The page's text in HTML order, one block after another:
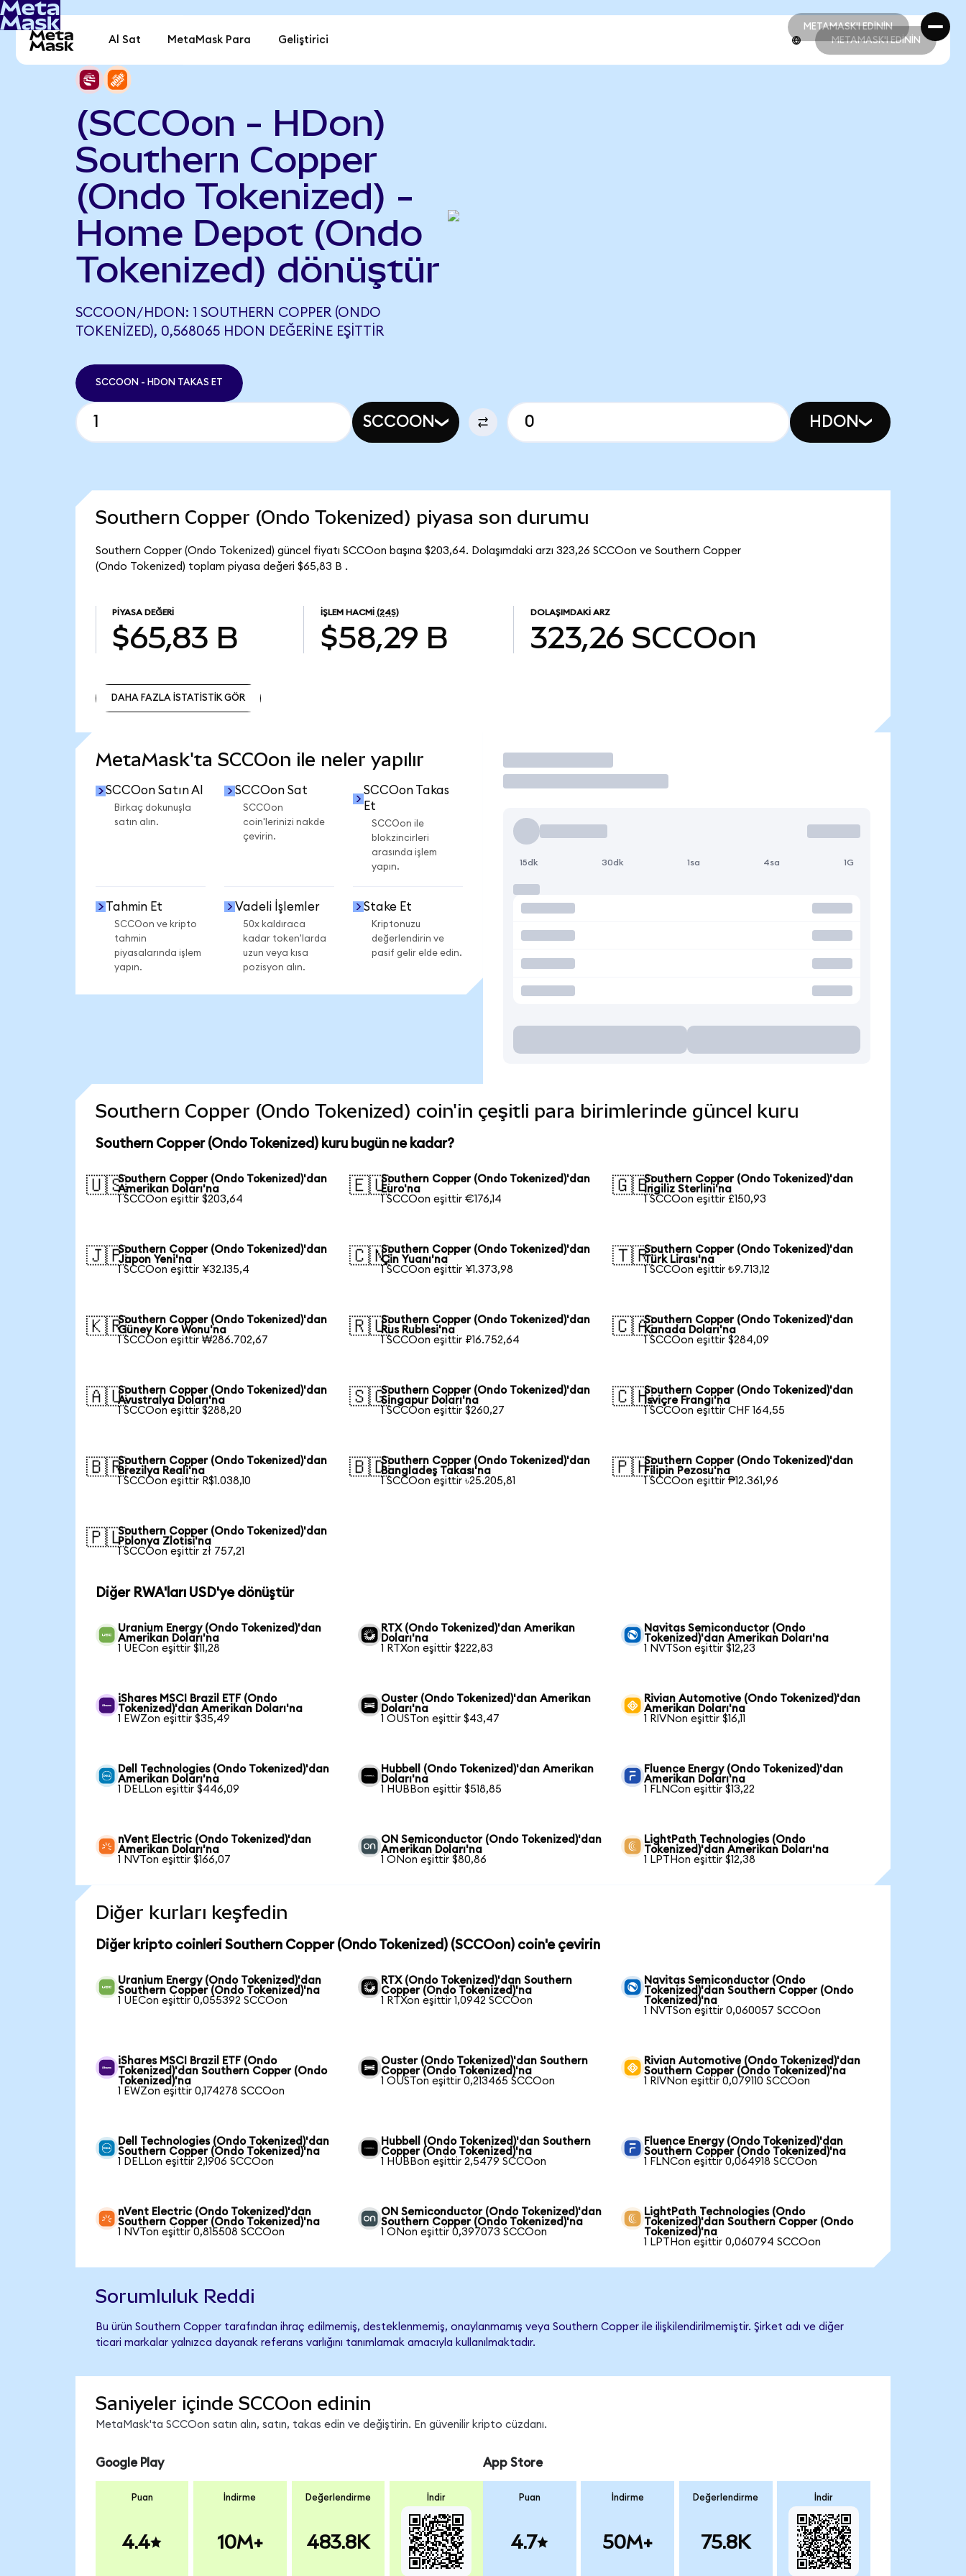
METAMASK'I EDİNİN
METAMASK'I EDİNİN
Al Sat MetaMask Para Geliştirici METAMASK'I EDİNİN
(SCCOon - HDon)
Southern Copper
(Ondo Tokenized) -
Home Depot (Ondo
Tokenized) dönüştür
SCCOON/HDON: 1 SOUTHERN COPPER (ONDO
TOKENIZED), 0,568065 HDON DEĞERINE EŞITTIR
SCCOON - HDON TAKAS ET
SCCOON HDON
Southern Copper (Ondo Tokenized) piyasa son durumu
Southern Copper (Ondo Tokenized) güncel fiyatı SCCOon başına $203,64. Dolaşımdaki arzı 323,26 SCCOon ve Southern Copper
(Ondo Tokenized) toplam piyasa değeri $65,83 B .
PIYASA DEĞERI
$65,83 B
İŞLEM HACMI (24S)
$58,29 B
DOLAŞIMDAKI ARZ
323,26 SCCOon
DAHA FAZLA İSTATİSTİK GÖR
MetaMask'ta SCCOon ile neler yapılır
SCCOon Satın Al
Birkaç dokunuşla
satın alın.
SCCOon Sat
SCCOon
coin'lerinizi nakde
çevirin.
SCCOon Takas
Et
SCCOon ile
blokzincirleri
arasında işlem
yapın.
Tahmin Et
SCCOon ve kripto
tahmin
piyasalarında işlem
yapın.
Vadeli İşlemler
50x kaldıraca
kadar token'larda
uzun veya kısa
pozisyon alın.
Stake Et
Kriptonuzu
değerlendirin ve
pasif gelir elde edin.
İşlem Yap
15dk 30dk 1sa 4sa 1G
Southern Copper (Ondo Tokenized) coin'in çeşitli para birimlerinde güncel kuru
Southern Copper (Ondo Tokenized) kuru bugün ne kadar?
🇺🇸Southern Copper (Ondo Tokenized)'dan
Amerikan Doları'na
1 SCCOon eşittir $203,64
🇪🇺Southern Copper (Ondo Tokenized)'dan
Euro'na
1 SCCOon eşittir €176,14
🇬🇧Southern Copper (Ondo Tokenized)'dan
İngiliz Sterlini'na
1 SCCOon eşittir £150,93
🇯🇵Southern Copper (Ondo Tokenized)'dan
Japon Yeni'na
1 SCCOon eşittir ¥32.135,4
🇨🇳Southern Copper (Ondo Tokenized)'dan
Çin Yuanı'na
1 SCCOon eşittir ¥1.373,98
🇹🇷Southern Copper (Ondo Tokenized)'dan
Türk Lirası'na
1 SCCOon eşittir ₺9.713,12
🇰🇷Southern Copper (Ondo Tokenized)'dan
Güney Kore Wonu'na
1 SCCOon eşittir ₩286.702,67
🇷🇺Southern Copper (Ondo Tokenized)'dan
Rus Rublesi'na
1 SCCOon eşittir ₽16.752,64
🇨🇦Southern Copper (Ondo Tokenized)'dan
Kanada Doları'na
1 SCCOon eşittir $284,09
🇦🇺Southern Copper (Ondo Tokenized)'dan
Avustralya Doları'na
1 SCCOon eşittir $288,20
🇸🇬Southern Copper (Ondo Tokenized)'dan
Singapur Doları'na
1 SCCOon eşittir $260,27
🇨🇭Southern Copper (Ondo Tokenized)'dan
İsviçre Frangı'na
1 SCCOon eşittir CHF 164,55
🇧🇷Southern Copper (Ondo Tokenized)'dan
Brezilya Reali'na
1 SCCOon eşittir R$1.038,10
🇧🇩Southern Copper (Ondo Tokenized)'dan
Bangladeş Takası'na
1 SCCOon eşittir ৳25.205,81
🇵🇭Southern Copper (Ondo Tokenized)'dan
Filipin Pezosu'na
1 SCCOon eşittir ₱12.361,96
🇵🇱Southern Copper (Ondo Tokenized)'dan
Polonya Zlotisi'na
1 SCCOon eşittir zł 757,21
Diğer RWA'ları USD'ye dönüştür
Uranium Energy (Ondo Tokenized)'dan
Amerikan Doları'na
1 UECon eşittir $11,28
RTX (Ondo Tokenized)'dan Amerikan
Doları'na
1 RTXon eşittir $222,83
Navitas Semiconductor (Ondo
Tokenized)'dan Amerikan Doları'na
1 NVTSon eşittir $12,23
iShares MSCI Brazil ETF (Ondo
Tokenized)'dan Amerikan Doları'na
1 EWZon eşittir $35,49
Ouster (Ondo Tokenized)'dan Amerikan
Doları'na
1 OUSTon eşittir $43,47
Rivian Automotive (Ondo Tokenized)'dan
Amerikan Doları'na
1 RIVNon eşittir $16,11
Dell Technologies (Ondo Tokenized)'dan
Amerikan Doları'na
1 DELLon eşittir $446,09
Hubbell (Ondo Tokenized)'dan Amerikan
Doları'na
1 HUBBon eşittir $518,85
Fluence Energy (Ondo Tokenized)'dan
Amerikan Doları'na
1 FLNCon eşittir $13,22
nVent Electric (Ondo Tokenized)'dan
Amerikan Doları'na
1 NVTon eşittir $166,07
ON Semiconductor (Ondo Tokenized)'dan
Amerikan Doları'na
1 ONon eşittir $80,86
LightPath Technologies (Ondo
Tokenized)'dan Amerikan Doları'na
1 LPTHon eşittir $12,38
Diğer kurları keşfedin
Diğer kripto coinleri Southern Copper (Ondo Tokenized) (SCCOon) coin'e çevirin
Uranium Energy (Ondo Tokenized)'dan
Southern Copper (Ondo Tokenized)'na
1 UECon eşittir 0,055392 SCCOon
RTX (Ondo Tokenized)'dan Southern
Copper (Ondo Tokenized)'na
1 RTXon eşittir 1,0942 SCCOon
Navitas Semiconductor (Ondo
Tokenized)'dan Southern Copper (Ondo
Tokenized)'na
1 NVTSon eşittir 0,060057 SCCOon
iShares MSCI Brazil ETF (Ondo
Tokenized)'dan Southern Copper (Ondo
Tokenized)'na
1 EWZon eşittir 0,174278 SCCOon
Ouster (Ondo Tokenized)'dan Southern
Copper (Ondo Tokenized)'na
1 OUSTon eşittir 0,213465 SCCOon
Rivian Automotive (Ondo Tokenized)'dan
Southern Copper (Ondo Tokenized)'na
1 RIVNon eşittir 0,079110 SCCOon
Dell Technologies (Ondo Tokenized)'dan
Southern Copper (Ondo Tokenized)'na
1 DELLon eşittir 2,1906 SCCOon
Hubbell (Ondo Tokenized)'dan Southern
Copper (Ondo Tokenized)'na
1 HUBBon eşittir 2,5479 SCCOon
Fluence Energy (Ondo Tokenized)'dan
Southern Copper (Ondo Tokenized)'na
1 FLNCon eşittir 0,064918 SCCOon
nVent Electric (Ondo Tokenized)'dan
Southern Copper (Ondo Tokenized)'na
1 NVTon eşittir 0,815508 SCCOon
ON Semiconductor (Ondo Tokenized)'dan
Southern Copper (Ondo Tokenized)'na
1 ONon eşittir 0,397073 SCCOon
LightPath Technologies (Ondo
Tokenized)'dan Southern Copper (Ondo
Tokenized)'na
1 LPTHon eşittir 0,060794 SCCOon
Sorumluluk Reddi
Bu ürün Southern Copper tarafından ihraç edilmemiş, desteklenmemiş, onaylanmamış veya Southern Copper ile ilişkilendirilmemiştir. Şirket adı ve diğer
ticari markalar yalnızca dayanak referans varlığını tanımlamak amacıyla kullanılmaktadır.
Saniyeler içinde SCCOon edinin
MetaMask'ta SCCOon satın alın, satın, takas edin ve değiştirin. En güvenilir kripto cüzdanı.
Google Play
Puan
4.4
İndirme
10M+
Değerlendirme
483.8K
İndir
App Store
Puan
4.7
İndirme
50M+
Değerlendirme
75.8K
İndir